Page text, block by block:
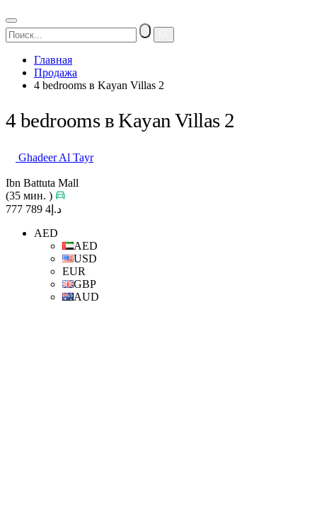
Главная
Продажа
4 bedrooms в Kayan Villas 2
4 bedrooms в Kayan Villas 2
Ghadeer Al Tayr
Ibn Battuta Mall
(35 мин. )
د.إ4 789 777
AED
AED
USD
EUR
GBP
AUD